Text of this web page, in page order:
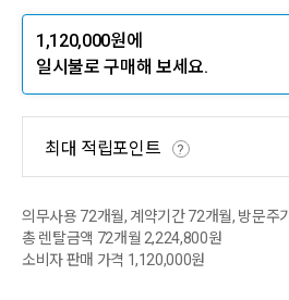
1,120,000원에
일시불로 구매해 보세요.
최대 적립포인트 ?
의무사용 72개월, 계약기간72개월, 방문주기
총 렌탈금액 72개월 2,224,800원
소비자 판매 가격 1,120,000원